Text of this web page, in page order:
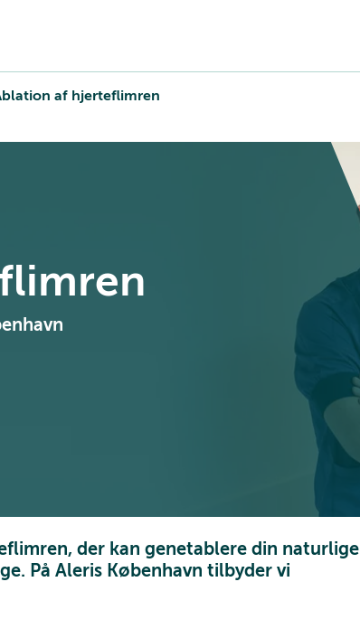
af hjerteflimren
der kan genetablere din naturlige
På Aleris København tilbyder vi